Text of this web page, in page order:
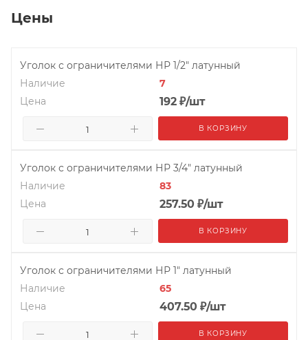
Цены
Уголок с ограничителями НР 1/2" латунный
Наличие
7
Цена
192 ₽/шт
В КОРЗИНУ
Уголок с ограничителями НР 3/4" латунный
Наличие
83
Цена
257.50 ₽/шт
В КОРЗИНУ
Уголок с ограничителями НР 1" латунный
Наличие
65
Цена
407.50 ₽/шт
В КОРЗИНУ